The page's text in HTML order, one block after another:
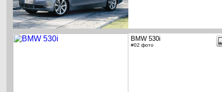
BMW 530i
#02 фото